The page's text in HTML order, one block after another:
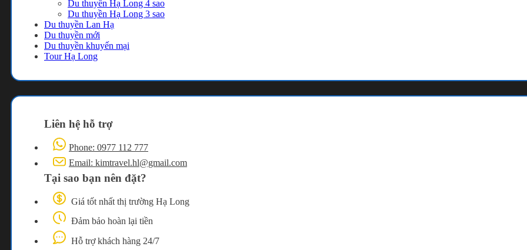
Du thuyền Hạ Long 4 sao
Du thuyền Hạ Long 3 sao
Du thuyền Lan Hạ
Du thuyền mới
Du thuyền khuyến mại
Tour Hạ Long
Liên hệ hỗ trợ
Phone: 0977 112 777
Email: kimtravel.hl@gmail.com
Tại sao bạn nên đặt?
Giá tốt nhất thị trường Hạ Long
Đảm bảo hoàn lại tiền
Hỗ trợ khách hàng 24/7